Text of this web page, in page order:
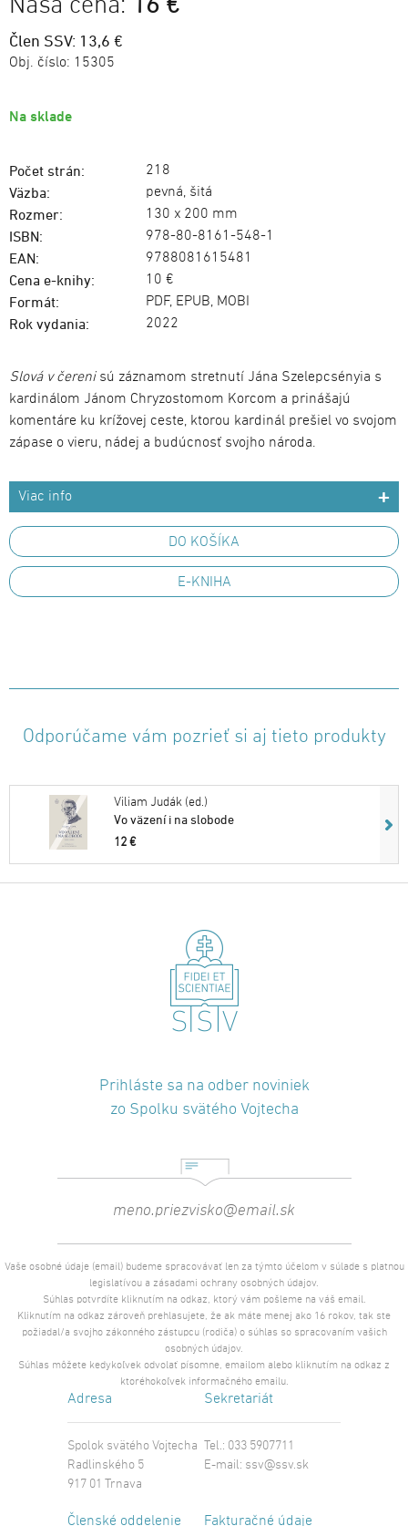
Člen SSV: 13,6 €
Obj. číslo: 15305
Na sklade
Počet strán: 218
Väzba: pevná, šitá
Rozmer: 130 x 200 mm
ISBN: 978-80-8161-548-1
EAN: 9788081615481
Cena e-knihy: 10 €
Formát: PDF, EPUB, MOBI
Rok vydania: 2022
Slová v čerenisú záznamom stretnutí Jána Szelepcsényia s
kardinálom Jánom Chryzostomom Korcom a prinášajú
komentáre ku krížovej ceste, ktorou kardinál prešiel vo svojom
zápase o vieru, nádej a budúcnosť svojho národa.
Viac info
DO KOŠÍKA
E-KNIHA
Odporúčame vám pozrieť si aj tieto produkty
Viliam Judák (ed.)
Vo väzení i na slobode
12 €
Prihláste sa na odber noviniek
zo Spolku svätého Vojtecha
Vaše osobné údaje (email) budeme spracovávať len za týmto účelom v súlade s platnou
legislatívou a zásadami ochrany osobných údajov.
Súhlas potvrdíte kliknutím na odkaz, ktorý vám pošleme na váš email.
Kliknutím na odkaz zároveň prehlasujete, že ak máte menej ako 16 rokov, tak ste
požiadal/a svojho zákonného zástupcu (rodiča) o súhlas so spracovaním vašich
osobných údajov.
Súhlas môžete kedykoľvek odvolať písomne, emailom alebo kliknutím na odkaz z
ktoréhokoľvek informačného emailu.
Adresa
Spolok svätého Vojtecha
Radlinského 5
917 01 Trnava
Sekretariát
Tel.: 033 5907711
E-mail: ssv@ssv.sk
Členské oddelenie Fakturačné údaje